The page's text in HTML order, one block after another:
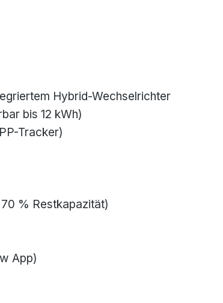
Hybrid-Wechselrichter
bis 12 kWh)
Tracker)
% Restkapazität)
App)